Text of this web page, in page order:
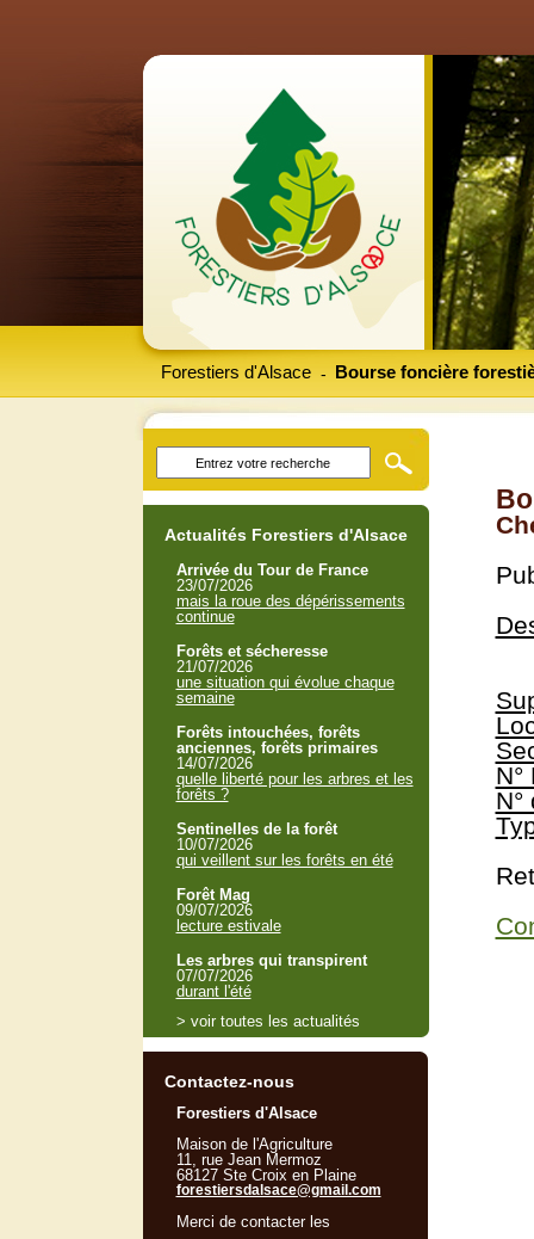
Forestiers d'Alsace Bourse foncière
-
N°
N°
Actualités Forestiers d'Alsace
Arrivée du Tour de France
23/07/2026
mais la roue des dépérissements
continue
Forêts et sécheresse
21/07/2026
une situation qui évolue chaque
semaine
Forêts intouchées, forêts
anciennes, forêts primaires
14/07/2026
quelle liberté pour les arbres et les
forêts ?
Sentinelles de la forêt
10/07/2026
qui veillent sur les forêts en été
Forêt Mag
09/07/2026
lecture estivale
Les arbres qui transpirent
07/07/2026
durant l'été
> voir toutes les actualités
Contactez-nous
Forestiers d'Alsace
Maison de l'Agriculture
11, rue Jean Mermoz
68127 Ste Croix en Plaine
forestiersdalsace@gmail.com
Merci de contacter les